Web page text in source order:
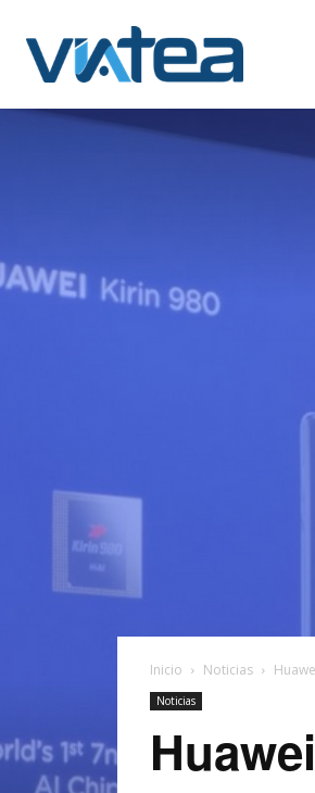
Inicio Noticias
Noticias